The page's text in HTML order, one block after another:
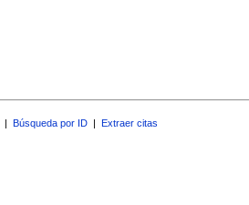
| Búsqueda por ID | Extraer citas